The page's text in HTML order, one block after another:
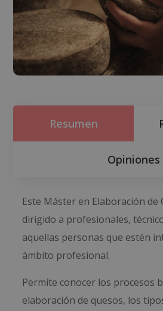
Resumen
Opiniones
Este Máster en Elaboración de
dirigido a profesionales,
aquellas personas que estén
ámbito profesional.
Permite conocer los procesos
elaboración de quesos, los